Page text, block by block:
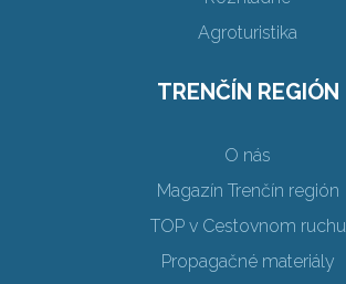
Agroturistika
TRENČÍN REGIÓN
O nás
Magazín Trenčín región
TOP v Cestovnom ruchu
Propagačné materiály